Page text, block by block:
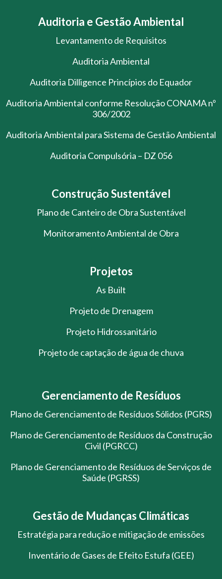
Auditoria e Gestão Ambiental
Levantamento de Requisitos
Auditoria Ambiental
Auditoria Dilligence Princípios do Equador
Auditoria Ambiental conforme Resolução CONAMA nº
306/2002
Auditoria Ambiental para Sistema de Gestão Ambiental
Auditoria Compulsória – DZ 056
Construção Sustentável
Plano de Canteiro de Obra Sustentável
Monitoramento Ambiental de Obra
Projetos
As Built
Projeto de Drenagem
Projeto Hidrossanitário
Projeto de captação de água de chuva
Gerenciamento de Resíduos
Plano de Gerenciamento de Resíduos Sólidos (PGRS)
Plano de Gerenciamento de Resíduos da Construção
Civil (PGRCC)
Plano de Gerenciamento de Resíduos de Serviços de
Saúde (PGRSS)
Gestão de Mudanças Climáticas
Estratégia para redução e mitigação de emissões
Inventário de Gases de Efeito Estufa (GEE)